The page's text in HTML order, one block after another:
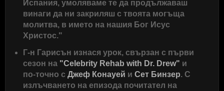
Испания, умоляваме те да продължаваш
винаги да ни закриляш с твоята могъща
молитва, в името на нашия Бог Исус
Христос."
Г-н Гарисън изнася урок, свързан с първи
сезон на "Celebrity Rehab with Dr. Drew" и
по-точно с Джеф Конaуей и Сет Бинзер. С
излъчването на епизода почитател на